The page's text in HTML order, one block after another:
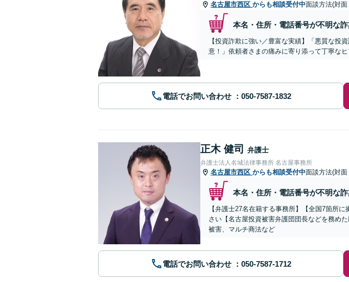
名古屋市西区 からも相談受付中面談方法(対
本名・住所・電話番号が不明な
【投資詐欺に強い／豊富な実績】「悪質な投
意！」依頼者さまの痛みに寄り添って丁寧な
電話でお問い合わせ
正木 健司 弁護士
弁護士法人名城法律事務所 名古屋事務所
名古屋市西区 からも相談受付中面談方法(対
本名・住所・電話番号が不明な
【弁護士27名在籍する事務所】【全国7箇所
さい【名古屋投資被害弁護団団長などを務め
被害、マルチ商法など
電話でお問い合わせ